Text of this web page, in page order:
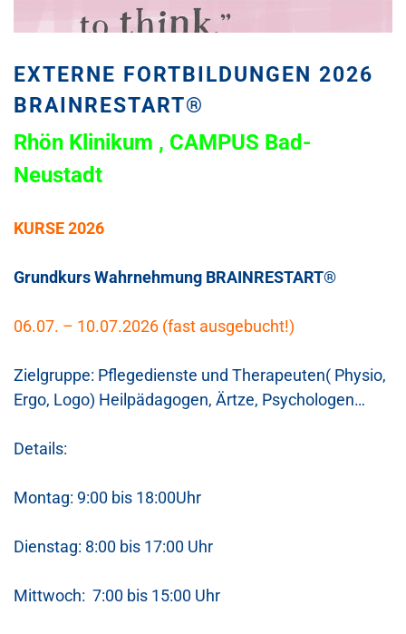
EXTERNE FORTBILDUNGEN 2026
BRAINRESTART®
Rhön Klinikum , CAMPUS Bad-
Neustadt
KURSE 2026
Grundkurs Wahrnehmung BRAINRESTART®
06.07. – 10.07.2026 (fast ausgebucht!)
Zielgruppe: Pflegedienste und Therapeuten( Physio,
Ergo, Logo) Heilpädagogen, Ärtze, Psychologen…
Details:
Montag: 9:00 bis 18:00Uhr
Dienstag: 8:00 bis 17:00 Uhr
Mittwoch: 7:00 bis 15:00 Uhr